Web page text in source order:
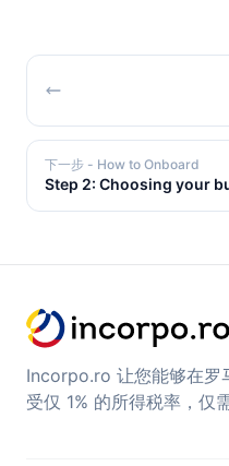
下一步 - How to Onboard
Step 2: Choosing your
Incorpo.ro 让您能够在罗
受仅 1% 的所得税率，仅